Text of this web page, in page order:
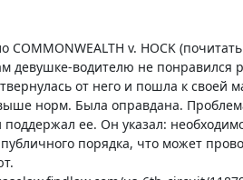
v. HOCK
водителю не понравился
от него и пошла к своей
норм. Была оправдана.
ее. Он указал:
порядка, что может